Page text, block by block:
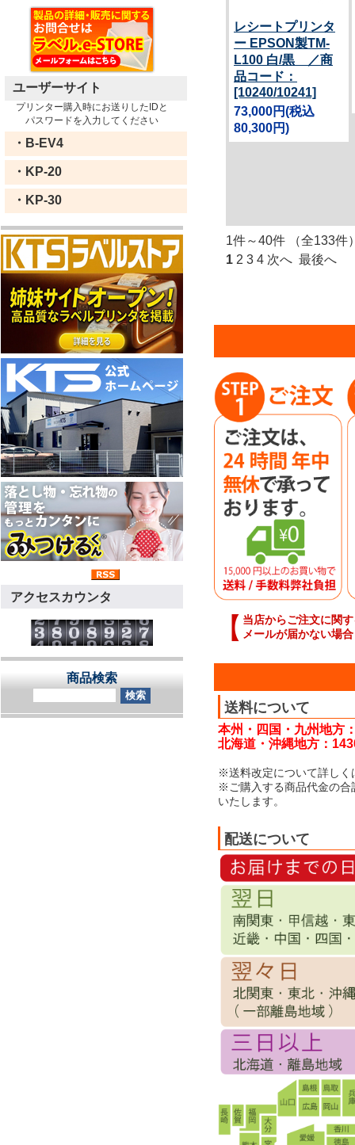
ユーザーサイト
プリンター購入時にお送りしたIDと
パスワードを入力してください
・B-EV4
・KP-20
・KP-30
アクセスカウンタ
商品検索
レシートプリンタ
ー EPSON製TM-
L100 白/黒 ／商
品コード：
[10240/10241]
73,000円(税込
80,300円)
1件～40件 （全133件
1 2 3 4 次へ 最後へ
【 当店からご注文に関
メールが届かない場合
送料について
本州・四国・九州地方
北海道・沖縄地方：
※送料改定について詳しく
※ご購入する商品代金の合
いたします。
配送について